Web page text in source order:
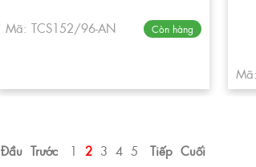
Mã: TCS152/96-AN Còn hàng
Đầu Trước 1 2 3 4 5 Tiếp Cuối